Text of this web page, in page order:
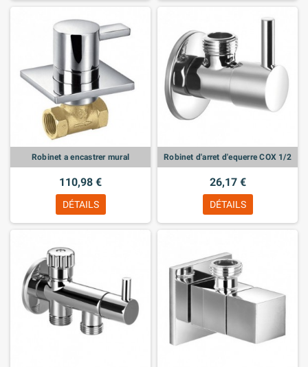
Robinet a encastrer mural
110,98 €
DÉTAILS
Robinet d'arret d'equerre COX 1/2
26,17 €
DÉTAILS